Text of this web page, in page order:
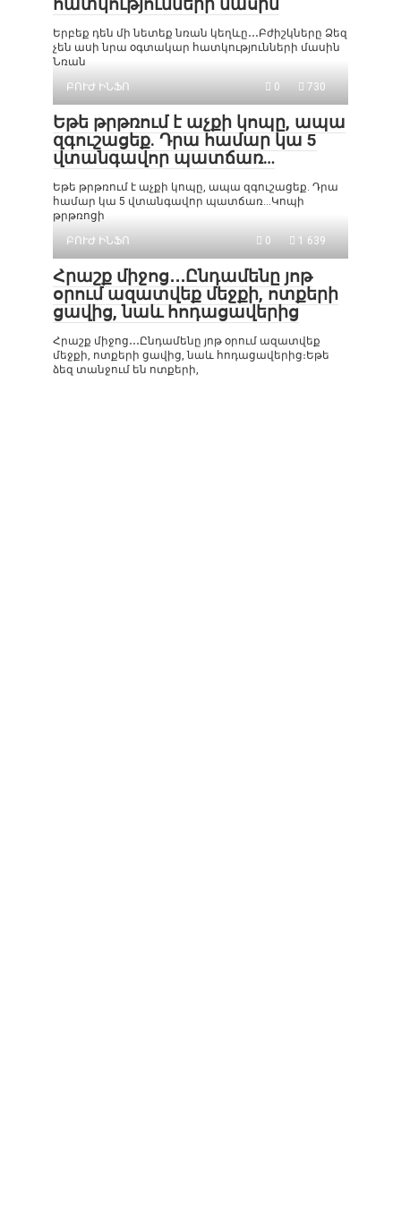
Երբեք դեն մի նետեք նռան կեղևը․․․Բժիշկները Ձեզ
չեն ասի նրա օգտակար հատկությունների մասին
Նռան
ԲՈՒԺ ԻՆՖՈ
0 730
Եթե թրթռում է աչքի կոպը, ապա
զգուշացեք. Դրա համար կա 5
վտանգավոր պատճառ…
Եթե թրթռում է աչքի կոպը, ապա զգուշացեք. Դրա
համար կա 5 վտանգավոր պատճառ…Կոպի
թրթռոցի
ԲՈՒԺ ԻՆՖՈ
0 1 639
Հրաշք միջոց․․․Ընդամենը յոթ
օրում ազատվեք մեջքի, ոտքերի
ցավից, նաև հոդացավերից
Հրաշք միջոց․․․Ընդամենը յոթ օրում ազատվեք
մեջքի, ոտքերի ցավից, նաև հոդացավերից։Եթե
ձեզ տանջում են ոտքերի,